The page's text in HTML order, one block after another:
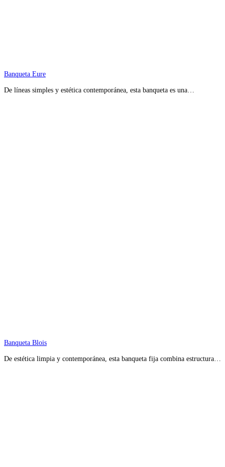
Banqueta Eure
De líneas simples y estética contemporánea, esta banqueta es una…
Banqueta Blois
De estética limpia y contemporánea, esta banqueta fija combina estructura…